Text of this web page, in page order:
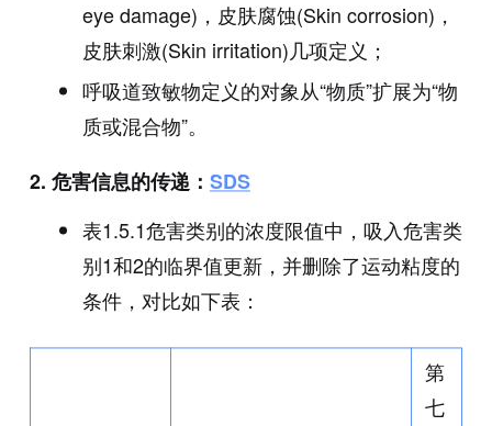
eye damage)，皮肤腐蚀(Skin corrosion)，
皮肤刺激(Skin irritation)几项定义；
呼吸道致敏物定义的对象从“物质”扩展为“物
质或混合物”。
2. 危害信息的传递： SDS
表1.5.1危害类别的浓度限值中，吸入危害类
别1和2的临界值更新，并删除了运动粘度的
条件，对比如下表：
第
七